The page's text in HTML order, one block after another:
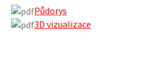
Půdorys
3D vizualizace